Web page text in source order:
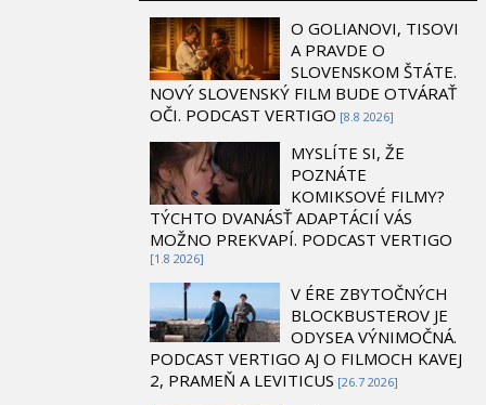
O GOLIANOVI, TISOVI
A PRAVDE O
SLOVENSKOM ŠTÁTE.
NOVÝ SLOVENSKÝ FILM BUDE OTVÁRAŤ
OČI. PODCAST VERTIGO [8.8 2026]
MYSLÍTE SI, ŽE
POZNÁTE
KOMIKSOVÉ FILMY?
TÝCHTO DVANÁSŤ ADAPTÁCIÍ VÁS
MOŽNO PREKVAPÍ. PODCAST VERTIGO
[1.8 2026]
V ÉRE ZBYTOČNÝCH
BLOCKBUSTEROV JE
ODYSEA VÝNIMOČNÁ.
PODCAST VERTIGO AJ O FILMOCH KAVEJ
2, PRAMEŇ A LEVITICUS [26.7 2026]